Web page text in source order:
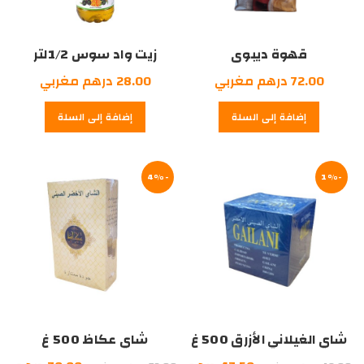
قهوة ديبوى
بريزيل500غرام
72.00درهم مغربي
إضافة إلى السلة
زيت واد سوس 1/2لتر
28.00 درهم مغربي
إضافة إلى السلة
-1%
شاي الغيلاني الأزرق 500 غ
-4%
شاي عكاظ 500 غ